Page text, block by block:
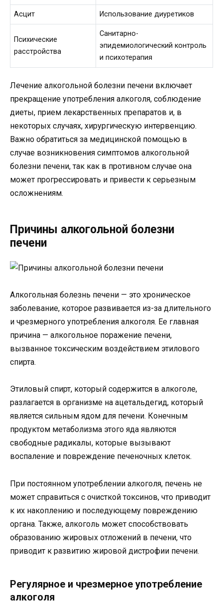
Асцит Использование диуретиков
Психические
расстройства
Санитарно-
эпидемиологический контроль
и психотерапия
Лечение алкогольной болезни печени включает
прекращение употребления алкоголя, соблюдение
диеты, прием лекарственных препаратов и, в
некоторых случаях, хирургическую интервенцию.
Важно обратиться за медицинской помощью в
случае возникновения симптомов алкогольной
болезни печени, так как в противном случае она
может прогрессировать и привести к серьезным
осложнениям.
Причины алкогольной болезни
печени
Алкогольная болезнь печени — это хроническое
заболевание, которое развивается из-за длительного
и чрезмерного употребления алкоголя. Ее главная
причина — алкогольное поражение печени,
вызванное токсическим воздействием этилового
спирта.
Этиловый спирт, который содержится в алкоголе,
разлагается в организме на ацетальдегид, который
является сильным ядом для печени. Конечным
продуктом метаболизма этого яда являются
свободные радикалы, которые вызывают
воспаление и повреждение печеночных клеток.
При постоянном употреблении алкоголя, печень не
может справиться с очисткой токсинов, что приводит
к их накоплению и последующему повреждению
органа. Также, алкоголь может способствовать
образованию жировых отложений в печени, что
приводит к развитию жировой дистрофии печени.
Регулярное и чрезмерное употребление
алкоголя